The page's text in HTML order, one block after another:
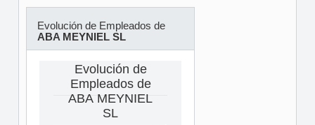
Evolución de Empleados de
ABA MEYNIEL SL
Evolución de
Empleados de
ABA MEYNIEL
SL